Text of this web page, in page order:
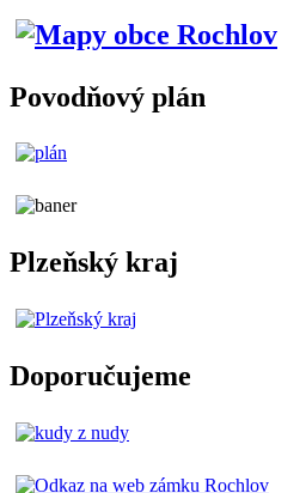
Povodňový plán
Plzeňský kraj
Doporučujeme